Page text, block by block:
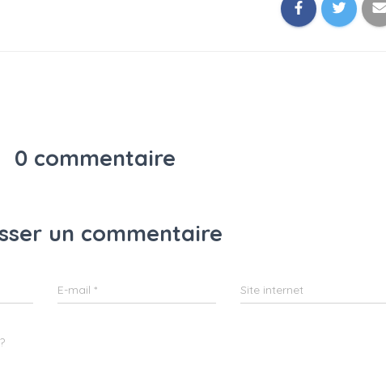
0 commentaire
un commentaire
E-mail* Site internet